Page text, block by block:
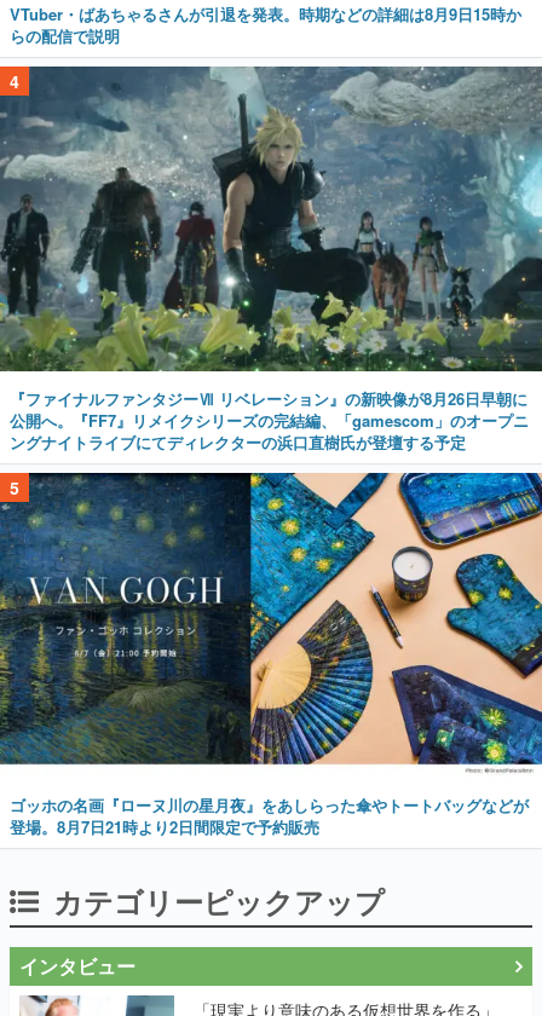
VTuber・ばあちゃるさんが引退を発表。時期などの詳細は8月9日15時か
らの配信で説明
4
『ファイナルファンタジーⅦ リベレーション』の新映像が8月26日早朝に
公開へ。『FF7』リメイクシリーズの完結編、「gamescom」のオープニ
ングナイトライブにてディレクターの浜口直樹氏が登壇する予定
5
ゴッホの名画『ローヌ川の星月夜』をあしらった傘やトートバッグなどが
登場。8月7日21時より2日間限定で予約販売
カテゴリーピックアップ
インタビュー
「現実より意味のある仮想世界を作る」